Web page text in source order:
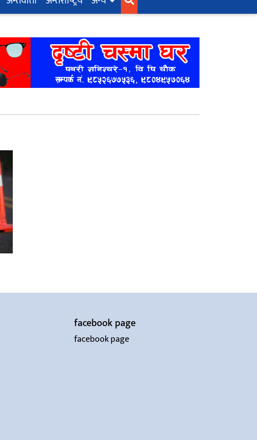
facebook page
facebook page